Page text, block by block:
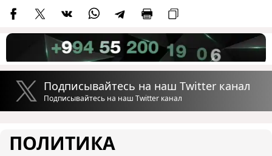
Подписывайтесь на наш Twitter канал
Подписывайтесь на наш Twitter канал
ПОЛИТИКА